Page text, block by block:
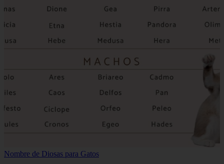
Nombre de Diosas para Gatos